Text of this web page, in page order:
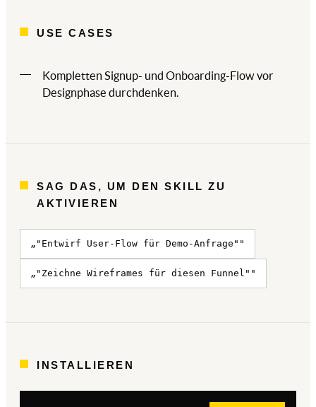
USE CASES
Kompletten Signup- und Onboarding-Flow vor
Designphase durchdenken.
SAG DAS, UM DEN SKILL ZU
AKTIVIEREN
„"Entwirf User-Flow für Demo-Anfrage""
„"Zeichne Wireframes für diesen Funnel""
INSTALLIEREN